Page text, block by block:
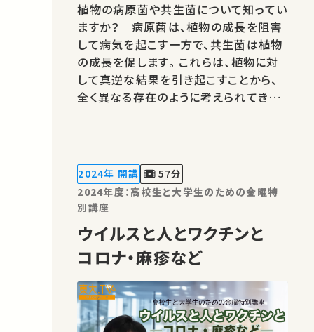
植物の病原菌や共生菌について知ってい
ますか？ 病原菌は、植物の成長を阻害
して病気を起こす一方で、共生菌は植物
の成長を促します。 これらは、植物に対
して真逆な結果を引き起こすことから、
全く異なる存在のように考えられてきま
とや、そのことを踏まえてどのように病原
性を抑えつつ共生菌を農業に活用し…
2024年 開講
57分
2024年度：高校生と大学生のための金曜特
別講座
ウイルスと人とワクチンと ─
コロナ・麻疹など─